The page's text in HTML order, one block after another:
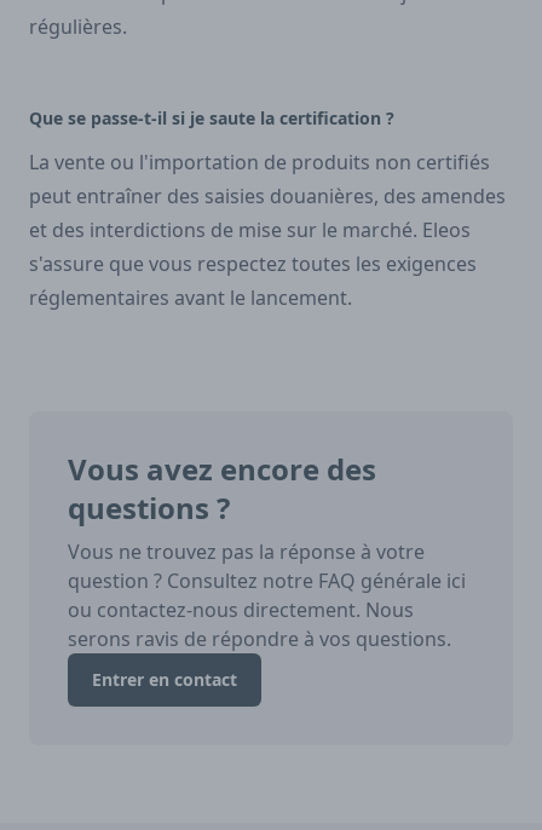
régulières.
Que se passe-t-il si je saute la certification ?
La vente ou l'importation de produits non certifiés
peut entraîner des saisies douanières, des amendes
et des interdictions de mise sur le marché. Eleos
s'assure que vous respectez toutes les exigences
réglementaires avant le lancement.
Vous avez encore des
questions ?
Vous ne trouvez pas la réponse à votre
question ? Consultez notre FAQ générale ici
ou contactez-nous directement. Nous
serons ravis de répondre à vos questions.
Entrer en contact